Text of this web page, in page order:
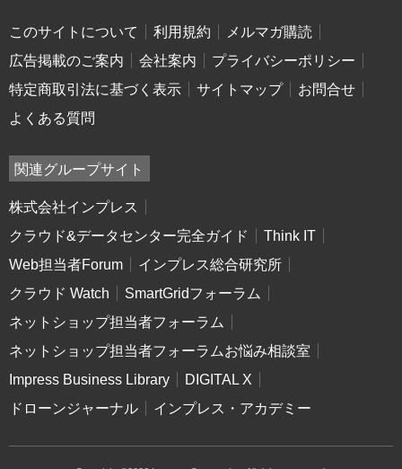
このサイトについて 利用規約
メルマガ購読
広告掲載のご案内
会社案内
プライバシーポリシー
特定商取引法に基づく表示
サイトマップ
お問合せ
よくある質問
関連グループサイト
株式会社インプレス
クラウド&データセンター完全ガイド
Think IT
Web担当者Forum
インプレス総合研究所
クラウド Watch
SmartGridフォーラム
ネットショップ担当者フォーラム
ネットショップ担当者フォーラムお悩み相談室
Impress Business Library
DIGITAL X
ドローンジャーナル
インプレス・アカデミー